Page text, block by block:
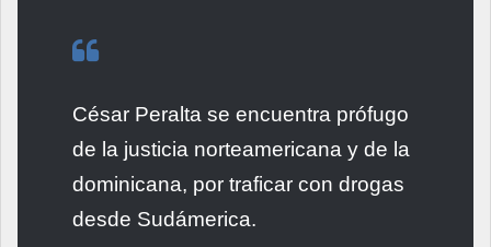
César Peralta se encuentra prófugo
de la justicia norteamericana y de la
dominicana, por traficar con drogas
desde Sudámerica.